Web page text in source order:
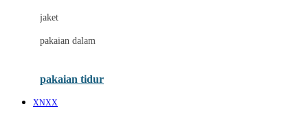
Drew
jaket
pakaian dalam
pakaian tidur
XNXX